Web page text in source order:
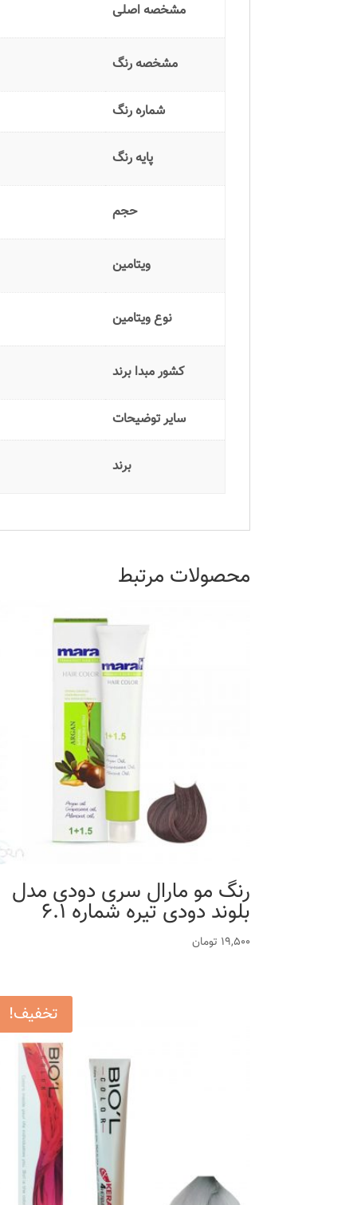
مشخصه اصلی
مشخصه رنگ
شماره رنگ
پایه رنگ
حجم
ویتامین
نوع ویتامین
کشور مبدا برند
سایر توضیحات
برند
محصولات مرتبط
رنگ مو مارال سری دودی مدل
بلوند دودی تیره شماره 6.1
19,500 تومان
تخفیف!